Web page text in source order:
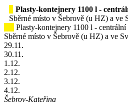
Plasty-kontejnery 1100 l -
Sběrné místo v Šebrově (u HZ) a ve
Plasty-kontejnery 1100 l - centrální
Sběrné místo v Šebrově (u HZ) a ve
29.11.
30.11.
1 .12.
2.12.
3.12.
4.12.
Šebrov-Kateřina